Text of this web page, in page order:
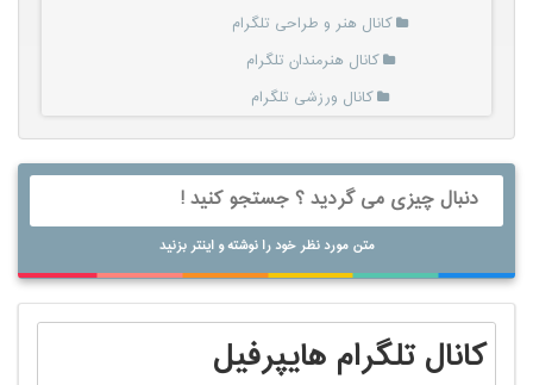
کانال هنر و طراحی تلگرام
کانال هنرمندان تلگرام
کانال ورزشی تلگرام
متن مورد نظر خود را نوشته و اینتر بزنید
کانال تلگرام هایپرفیل